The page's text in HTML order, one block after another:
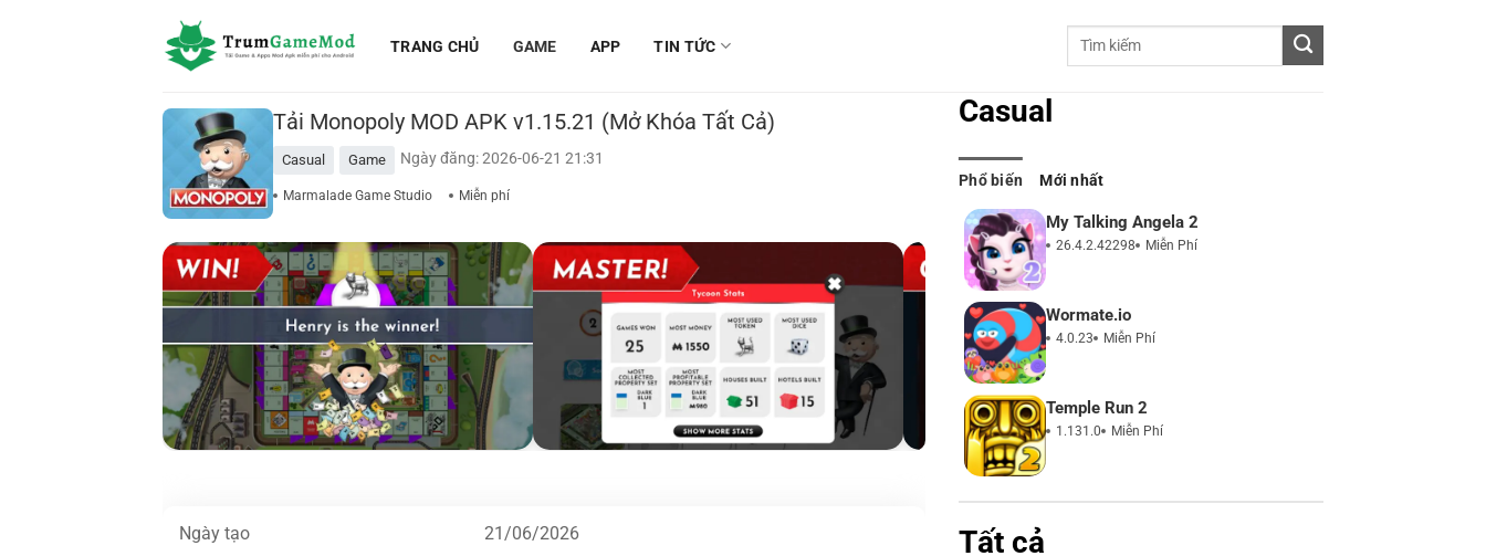
TRANG CHỦ GAME APP TIN TỨC
Tải Monopoly MOD APK v1.15.21 (Mở Khóa Tất Cả)
Casual Game Ngày đăng: 2026-06-21 21:31
Marmalade Game Studio Miễn phí
Ngày tạo 21/06/2026
Casual
Phổ biến Mới nhất
My Talking Angela 2
26.4.2.42298 Miễn Phí
Wormate.io
4.0.23 Miễn Phí
Temple Run 2
1.131.0 Miễn Phí
Tất cả